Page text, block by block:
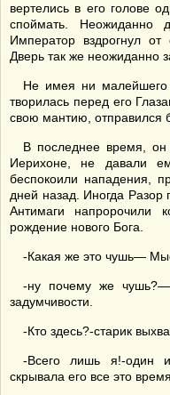
вертелись в его голове
споймать. Неожиданно
Император вздрогнул от
Дверь так же неожиданно
Не имея ни малейшего
творилась перед его
свою мантию, отправился
В последнее время,
Иерихоне, не давали
беспокоили нападения,
дней назад. Иногда Разор
Антимаги напророчили
рождение нового Бога.
-Какая же это чушь—
-ну почему же чушь?—
задумчивости.
-Кто здесь?-старик
-Всего лишь я!-один
скрывала его все это время.